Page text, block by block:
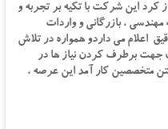
این شرکت با تکیه بر تجربه و
، بازرگانی و واردات
اعلام می داردو همواره در تلاش
جهت برطرف کردن نیاز ها در
متخصصین کار آمد این عرصه ،